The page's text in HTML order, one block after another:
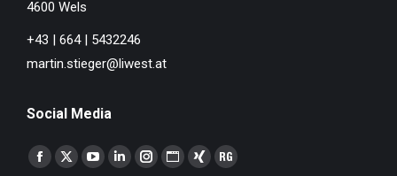
4600 Wels
+43 | 664 | 5432246
martin.stieger@liwest.at
Social Media
Finden Sie uns auf:
Facebook
X
YouTubeLinkedinInstagram
Website
XINGResearchGate